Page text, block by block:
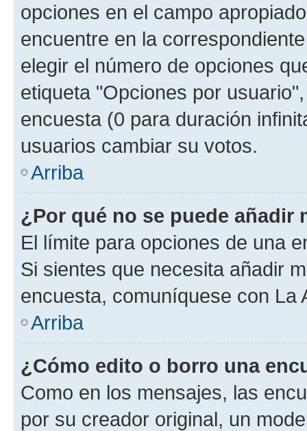
opciones en el campo
encuentre en la
elegir el número de opciones
etiqueta "Opciones por
encuesta (0 para duración
usuarios cambiar su votos.
Arriba
¿Por qué no se puede añadir
El límite para opciones de una
Si sientes que necesita añadir
encuesta, comuníquese con La
Arriba
¿Cómo edito o borro una
Como en los mensajes, las
por su creador original, un